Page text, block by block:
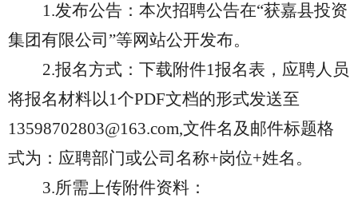
1.发布公告：本次招聘公告在“获嘉县投资
集团有限公司”等网站公开发布。
2.报名方式：下载附件1报名表，应聘人员
将报名材料以1个PDF文档的形式发送至
13598702803@163.com,文件名及邮件标题格
式为：应聘部门或公司名称+岗位+姓名。
3.所需上传附件资料：